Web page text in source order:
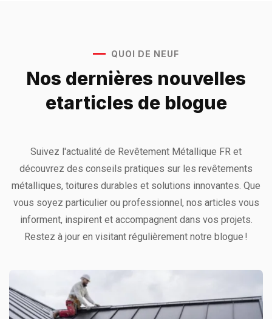
QUOI DE NEUF
Nos dernières nouvelles
etarticles de blogue
Suivez l'actualité de Revêtement Métallique FR et
découvrez des conseils pratiques sur les revêtements
métalliques, toitures durables et solutions innovantes. Que
vous soyez particulier ou professionnel, nos articles vous
informent, inspirent et accompagnent dans vos projets.
Restez à jour en visitant régulièrement notre blogue !